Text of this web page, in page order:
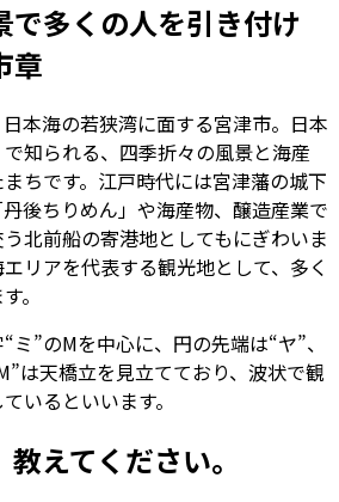
で多くの人を引き付け
章
本海の若狭湾に面する宮津市。日本
知られる、四季折々の風景と海産
ちです。江戸時代には宮津藩の城下
後ちりめん」や海産物、醸造産業で
北前船の寄港地としてもにぎわいま
リアを代表する観光地として、多く
。
ミ”のMを中心に、円の先端は“ヤ”、
は天橋立を見立てており、波状で観
いるといいます。
えてください。